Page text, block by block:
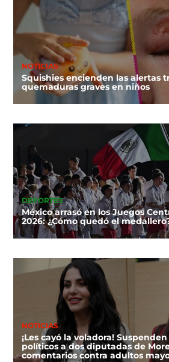
NOTICIAS
Squishies encienden las alertas
quemaduras graves en niños
DEPORTES
México arrasó en los Juegos
2026: ¿Cómo quedó el
NOTICIAS
¡Les cayó la voladora!
políticos a dos diputadas de
comentarios contra adultos